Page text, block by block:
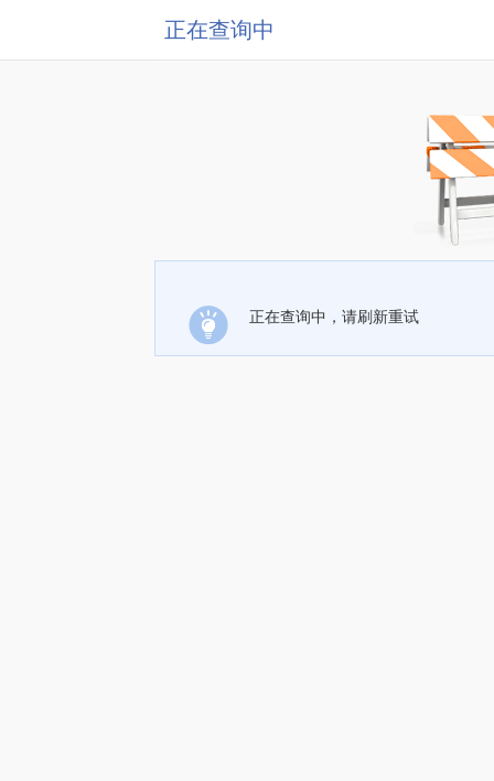
正在查询中
正在查询中，请刷新重试